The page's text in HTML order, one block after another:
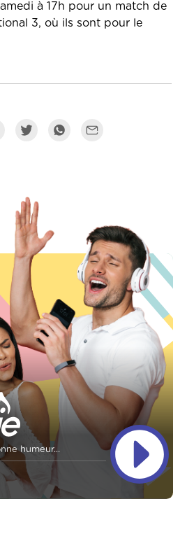
à 17h pour un match de
3, où ils sont pour le
humeur...